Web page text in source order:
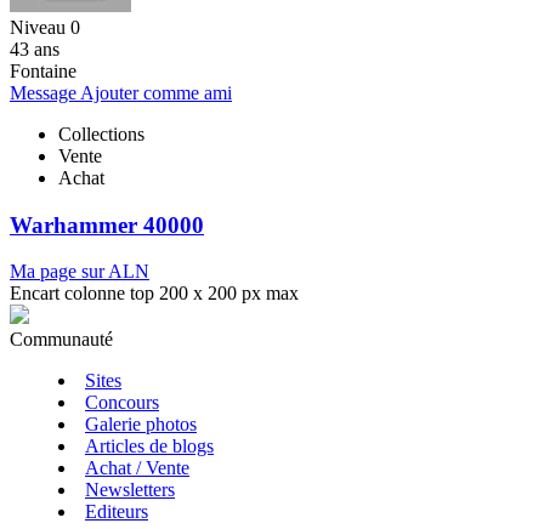
Niveau 0
43 ans
Fontaine
Message Ajouter comme ami
Collections
Vente
Achat
Warhammer 40000
Ma page sur ALN
Encart colonne top 200 x 200 px max
Communauté
Sites
Concours
Galerie photos
Articles de blogs
Achat / Vente
Newsletters
Editeurs